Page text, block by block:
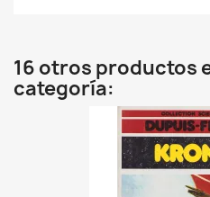
16 otros productos
categoría: